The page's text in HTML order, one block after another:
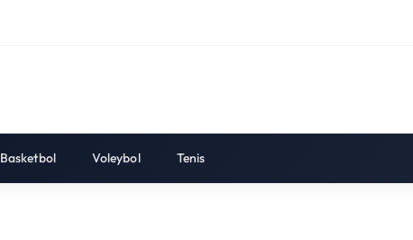
Basketbol Voleybol Tenis